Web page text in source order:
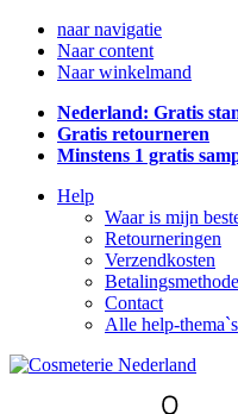
naar navigatie
Naar content
Naar winkelmand
Nederland: Gratis
Gratis retourneren
Minstens 1 gratis
Help
Waar is mijn
Retourneringen
Verzendkosten
Contact
Alle help-thema`s